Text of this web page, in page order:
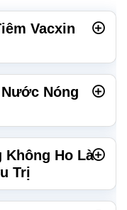
Vacxin
Nóng
Không Ho Là
Trị